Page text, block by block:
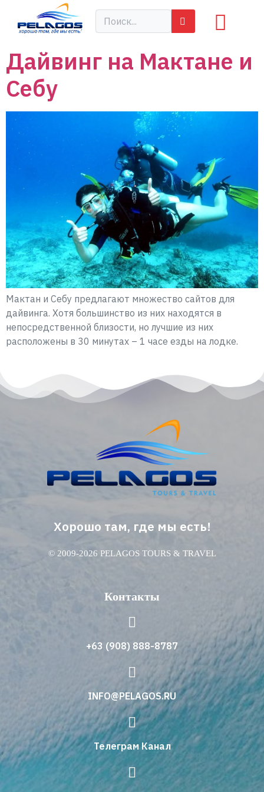
Дайвинг на Мактане и
Себу
Мактан и Себу предлагают множество сайтов для
дайвинга. Хотя большинство из них находятся в
непосредственной близости, но лучшие из них
расположены в 30 минутах – 1 часе езды на лодке.
Хорошо там, где мы есть!
© 2009-2026 PELAGOS TOURS & TRAVEL
Контакты
+63 (908) 888-8787
INFO@PELAGOS.RU
Телеграм Канал